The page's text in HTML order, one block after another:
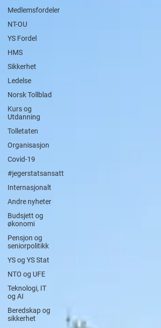
Medlemsfordeler
NT-OU
YS Fordel
HMS
Sikkerhet
Ledelse
Norsk Tollblad
Kurs og
Utdanning
Tolletaten
Organisasjon
Covid-19
#jegerstatsansatt
Internasjonalt
Andre nyheter
Budsjett og
økonomi
Pensjon og
seniorpolitikk
YS og YS Stat
NTO og UFE
Teknologi, IT
og AI
Beredskap og
sikkerhet